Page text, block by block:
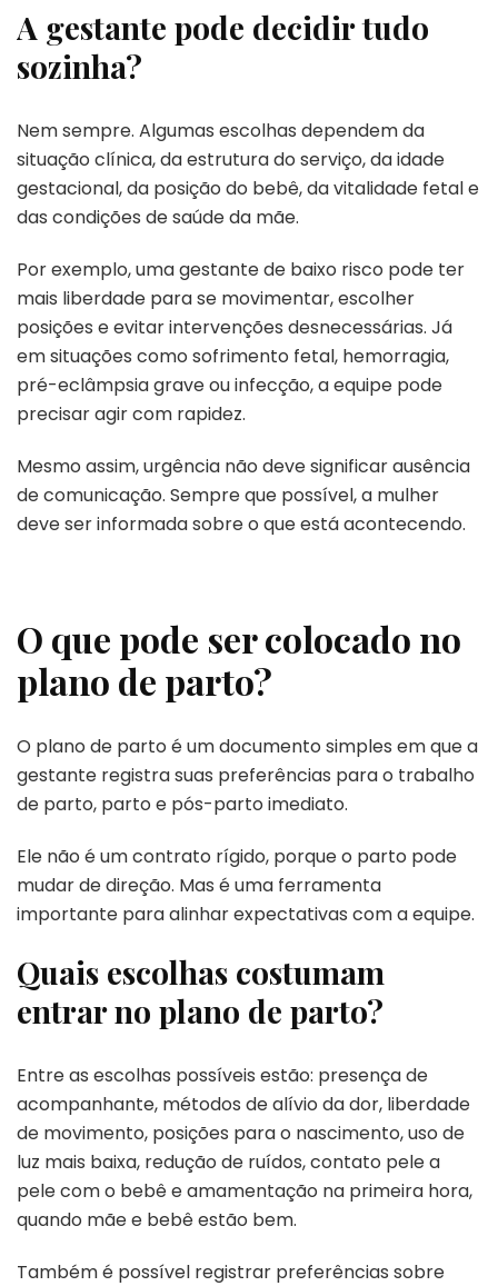
A gestante pode decidir tudo
sozinha?
Nem sempre. Algumas escolhas dependem da
situação clínica, da estrutura do serviço, da idade
gestacional, da posição do bebê, da vitalidade fetal e
das condições de saúde da mãe.
Por exemplo, uma gestante de baixo risco pode ter
mais liberdade para se movimentar, escolher
posições e evitar intervenções desnecessárias. Já
em situações como sofrimento fetal, hemorragia,
pré-eclâmpsia grave ou infecção, a equipe pode
precisar agir com rapidez.
Mesmo assim, urgência não deve significar ausência
de comunicação. Sempre que possível, a mulher
deve ser informada sobre o que está acontecendo.
O que pode ser colocado no
plano de parto?
O plano de parto é um documento simples em que a
gestante registra suas preferências para o trabalho
de parto, parto e pós-parto imediato.
Ele não é um contrato rígido, porque o parto pode
mudar de direção. Mas é uma ferramenta
importante para alinhar expectativas com a equipe.
Quais escolhas costumam
entrar no plano de parto?
Entre as escolhas possíveis estão: presença de
acompanhante, métodos de alívio da dor, liberdade
de movimento, posições para o nascimento, uso de
luz mais baixa, redução de ruídos, contato pele a
pele com o bebê e amamentação na primeira hora,
quando mãe e bebê estão bem.
Também é possível registrar preferências sobre